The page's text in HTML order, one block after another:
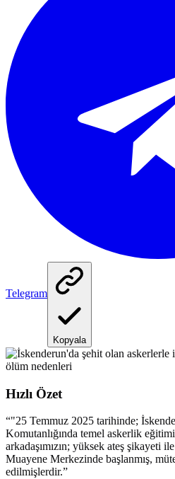
Telegram
Kopyala
Hızlı Özet
“"25 Temmuz 2025 tarihinde;
Komutanlığında temel askerlik
arkadaşımızın; yüksek ateş şikayeti
Muayene Merkezinde başlanmış,
edilmişlerdir.”